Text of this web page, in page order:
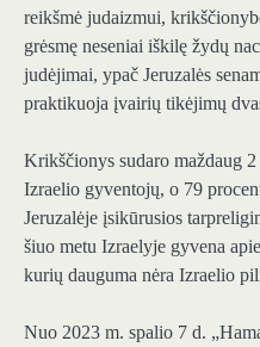
reikšmė judaizmui,
grėsmę neseniai iškilę žydų
judėjimai, ypač Jeruzalės
praktikuoja įvairių tikėjimų
Krikščionys sudaro maždaug
Izraelio gyventojų, o 79
Jeruzalėje įsikūrusios
šiuo metu Izraelyje gyvena
kurių dauguma nėra Izraelio
Nuo 2023 m. spalio 7 d.